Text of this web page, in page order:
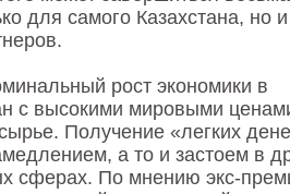
для самого Казахстана, но
рост экономики в
с высокими мировыми
Получение «легких
а то и застоем в
сферах. По мнению экс-